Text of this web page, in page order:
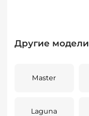
Другие модели
Master
Laguna